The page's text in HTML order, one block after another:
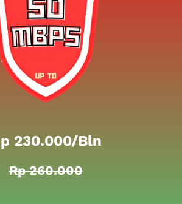
230.000/bln
Rp 260.000